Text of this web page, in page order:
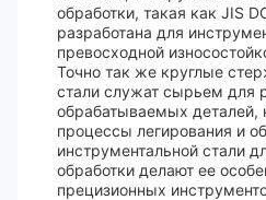
обработки, такая как JIS
разработана для
превосходной
Точно так же круглые
стали служат сырьем для
обрабатываемых деталей,
процессы легирования и
инструментальной стали
обработки делают ее
прецизионных